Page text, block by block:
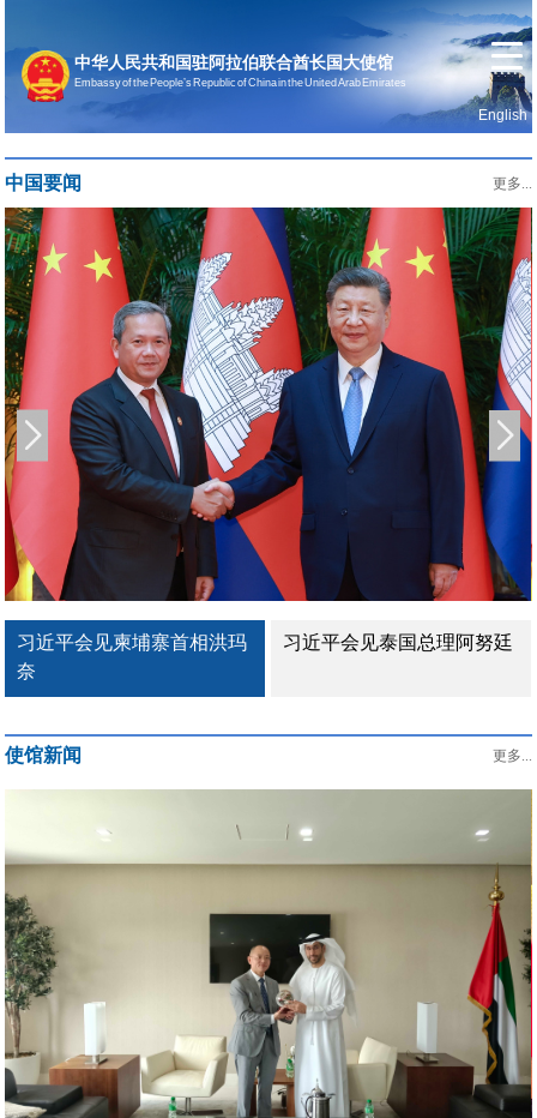
中华人民共和国驻阿拉伯联合酋长国大使馆
Embassy of the People’s Republic of China in the United Arab Emirates
English
中国要闻 更多...
习近平会见柬埔寨首相洪玛
奈
习近平会见泰国总理阿努廷
使馆新闻 更多...
驻阿联酋大使曾继新在阿主流媒体发表署名文章《团结是强国
之本》